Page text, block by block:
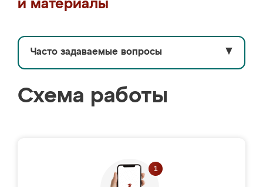
и материалы
Часто задаваемые вопросы ▼
Схема работы